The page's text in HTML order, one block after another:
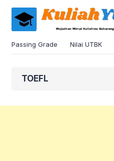
Passing Grade Nilai UTBK
TOEFL